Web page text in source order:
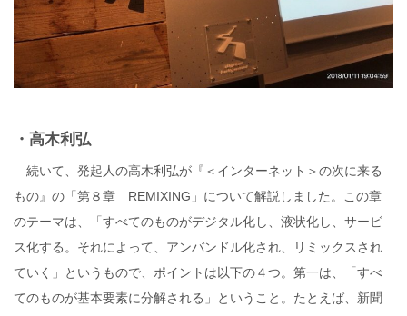
・高木利弘
続いて、発起人の高木利弘が『＜インターネット＞の次に来る
もの』の「第８章 REMIXING」について解説しました。この章
のテーマは、「すべてのものがデジタル化し、液状化し、サービ
ス化する。それによって、アンバンドル化され、リミックスされ
ていく」というもので、ポイントは以下の４つ。第一は、「すべ
てのものが基本要素に分解される」ということ。たとえば、新聞